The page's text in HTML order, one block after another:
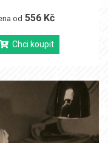
od 556 Kč
Chci koupit